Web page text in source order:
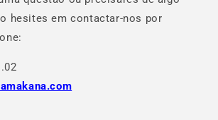
hesites em contactar-nos por